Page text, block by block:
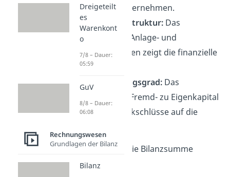
wächst das Unternehmen.
Vermögensstruktur: Das
Verhältnis von Anlage- und
Umlaufvermögen zeigt die finanzielle
Flexibilität.
✓Verschuldungsgrad: Das
Verhältnis von Fremd- zu Eigenkapital
ermöglicht Rückschlüsse auf die
Trotzdem hat die Bilanzsumme
Grenzen
Dreigeteilt
es
Warenkont
o
7/8 – Dauer:
05:59
GuV
8/8 – Dauer:
06:08
Rechnungswesen
Grundlagen der Bilanz
Bilanz